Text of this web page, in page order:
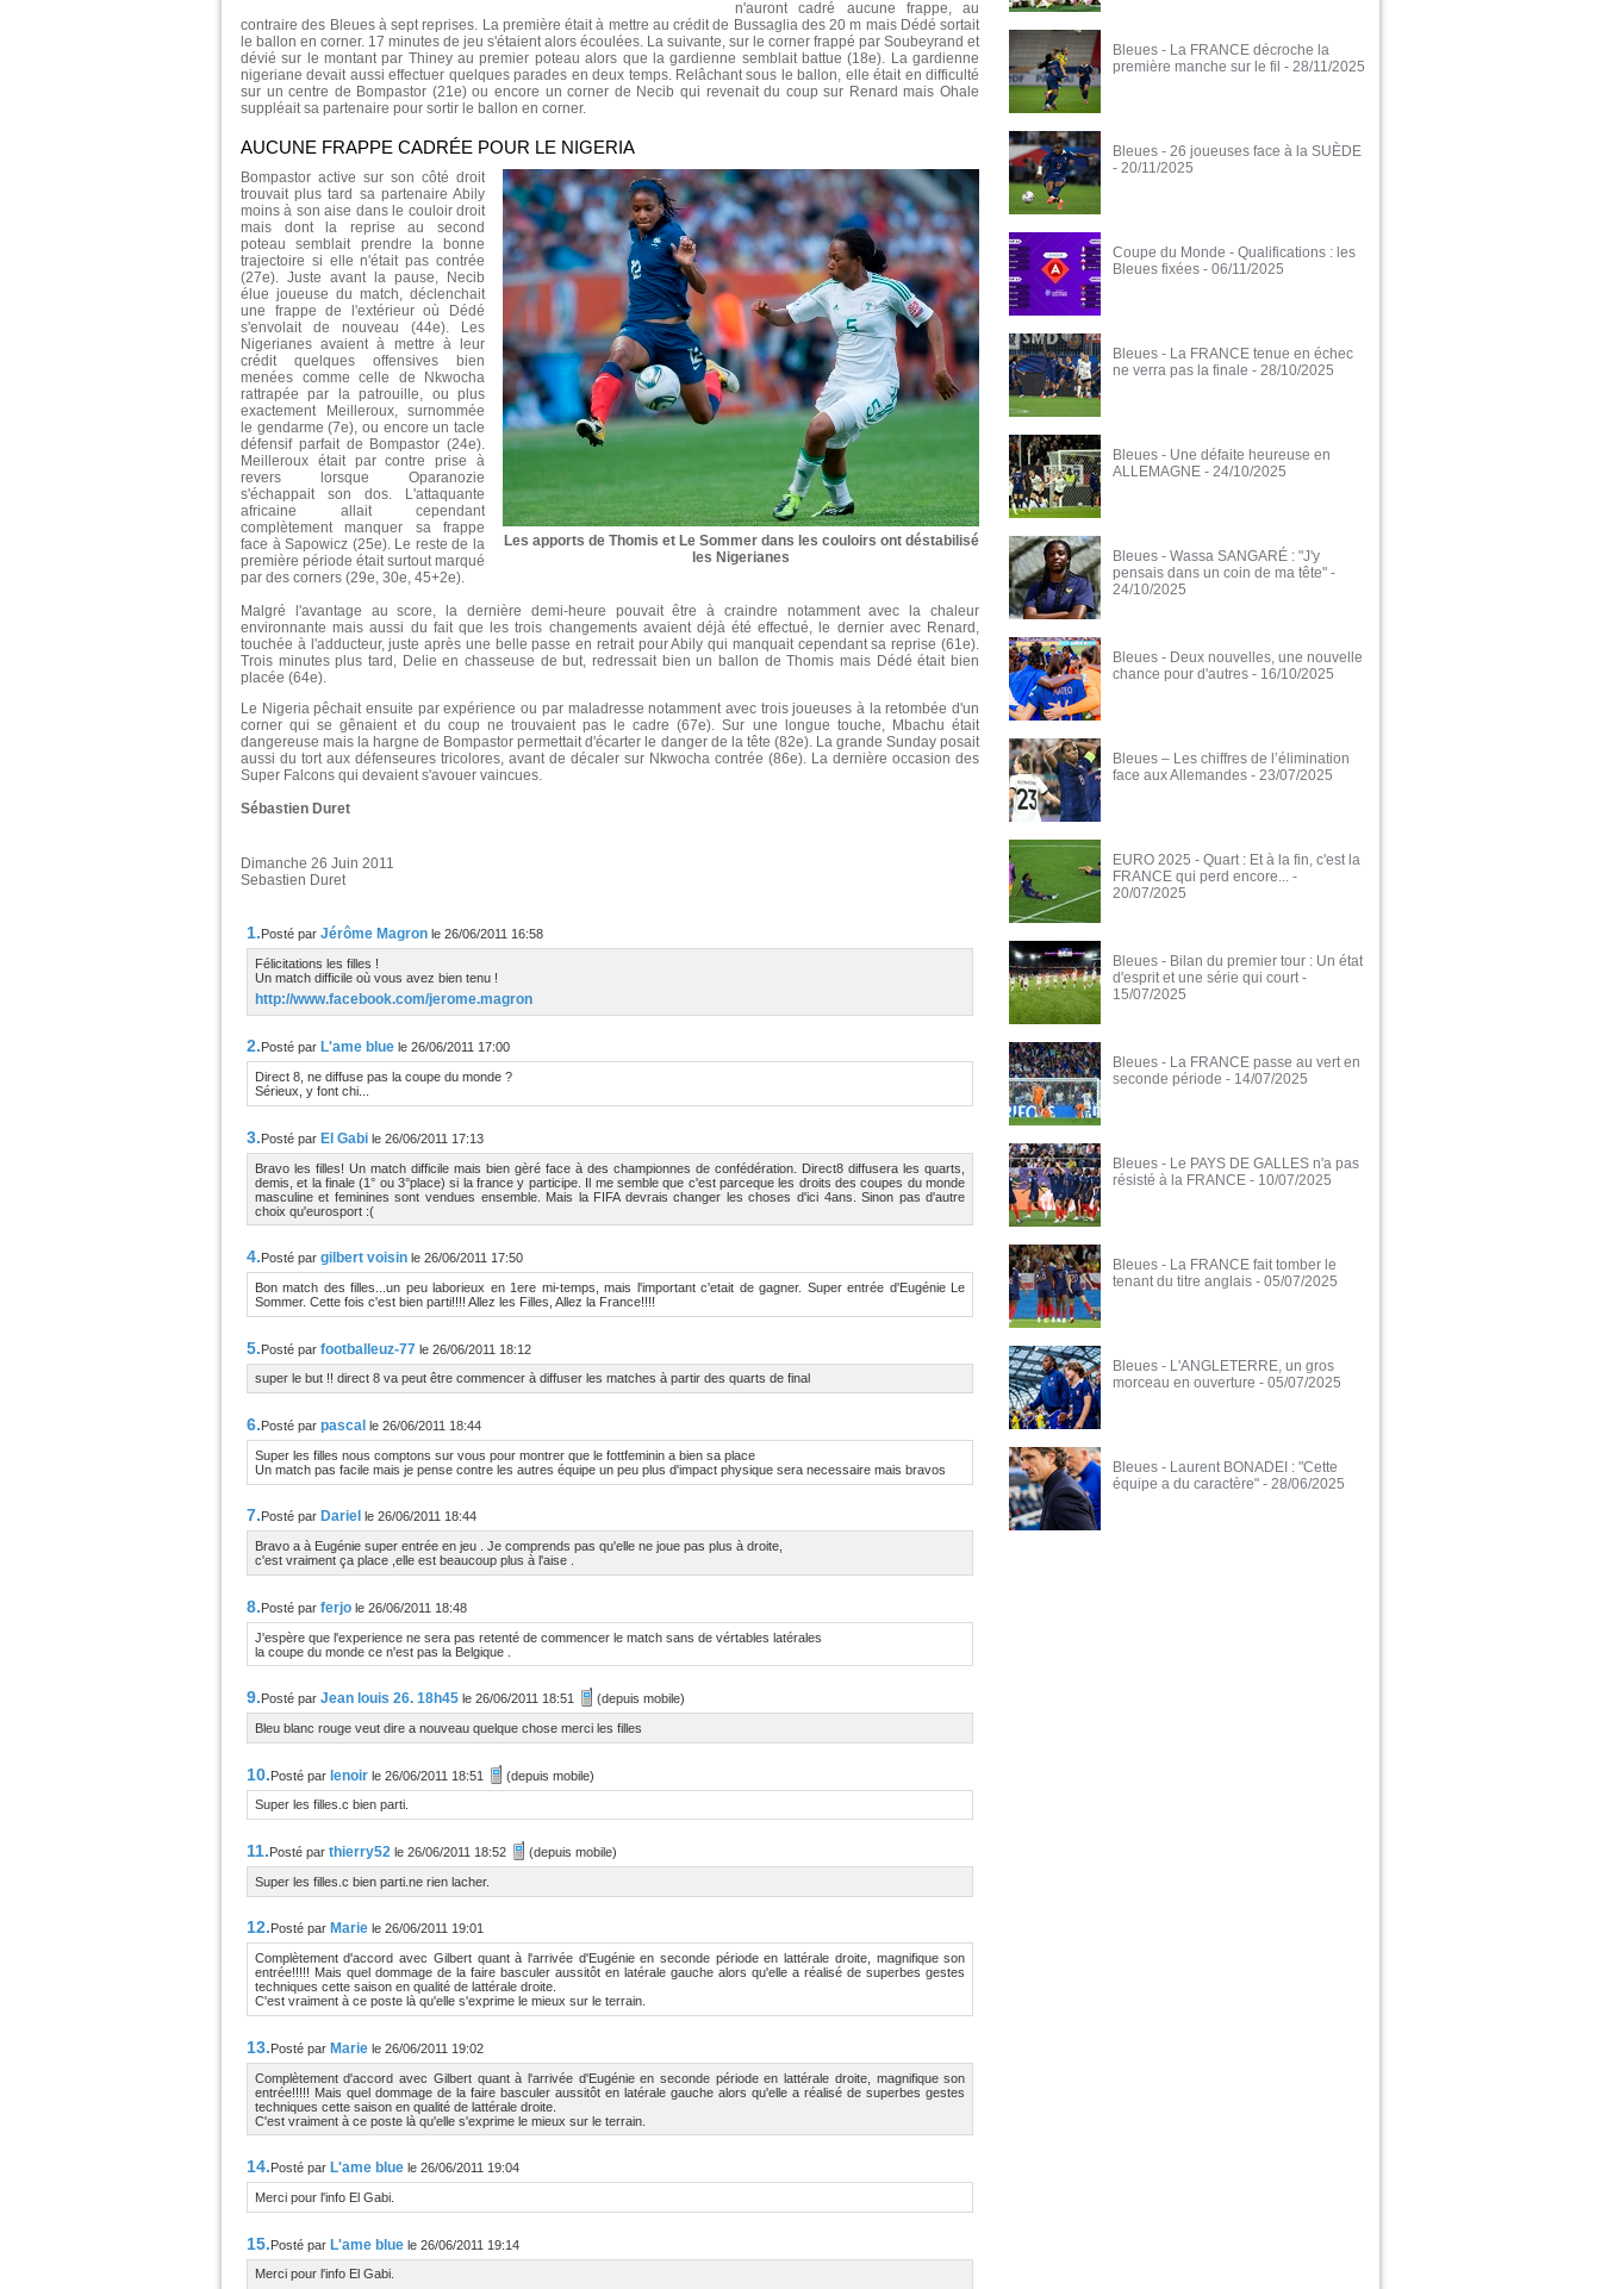
n'auront cadré aucune frappe, au
contraire des Bleues à sept reprises. La première était à mettre au crédit de Bussaglia des 20 m mais Dédé sortait
le ballon en corner. 17 minutes de jeu s'étaient alors écoulées. La suivante, sur le corner frappé par Soubeyrand et
dévié sur le montant par Thiney au premier poteau alors que la gardienne semblait battue (18e). La gardienne
nigeriane devait aussi effectuer quelques parades en deux temps. Relâchant sous le ballon, elle était en difficulté
sur un centre de Bompastor (21e) ou encore un corner de Necib qui revenait du coup sur Renard mais Ohale
suppléait sa partenaire pour sortir le ballon en corner.
AUCUNE FRAPPE CADRÉE POUR LE NIGERIA
Les apports de Thomis et Le Sommer dans les couloirs ont déstabilisé
les Nigerianes
Bompastor active sur son côté droit
trouvait plus tard sa partenaire Abily
moins à son aise dans le couloir droit
mais dont la reprise au second
poteau semblait prendre la bonne
trajectoire si elle n'était pas contrée
(27e). Juste avant la pause, Necib
élue joueuse du match, déclenchait
une frappe de l'extérieur où Dédé
s'envolait de nouveau (44e). Les
Nigerianes avaient à mettre à leur
crédit quelques offensives bien
menées comme celle de Nkwocha
rattrapée par la patrouille, ou plus
exactement Meilleroux, surnommée
le gendarme (7e), ou encore un tacle
défensif parfait de Bompastor (24e).
Meilleroux était par contre prise à
revers lorsque Oparanozie
s'échappait son dos. L'attaquante
africaine allait cependant
complètement manquer sa frappe
face à Sapowicz (25e). Le reste de la
première période était surtout marqué
par des corners (29e, 30e, 45+2e).
Malgré l'avantage au score, la dernière demi-heure pouvait être à craindre notamment avec la chaleur
environnante mais aussi du fait que les trois changements avaient déjà été effectué, le dernier avec Renard,
touchée à l'adducteur, juste après une belle passe en retrait pour Abily qui manquait cependant sa reprise (61e).
Trois minutes plus tard, Delie en chasseuse de but, redressait bien un ballon de Thomis mais Dédé était bien
placée (64e).
Le Nigeria pêchait ensuite par expérience ou par maladresse notamment avec trois joueuses à la retombée d'un
corner qui se gênaient et du coup ne trouvaient pas le cadre (67e). Sur une longue touche, Mbachu était
dangereuse mais la hargne de Bompastor permettait d'écarter le danger de la tête (82e). La grande Sunday posait
aussi du tort aux défenseures tricolores, avant de décaler sur Nkwocha contrée (86e). La dernière occasion des
Super Falcons qui devaient s'avouer vaincues.
Sébastien Duret
Dimanche 26 Juin 2011
Sebastien Duret
1.Posté par Jérôme Magron le 26/06/2011 16:58
Félicitations les filles !
Un match difficile où vous avez bien tenu !
http://www.facebook.com/jerome.magron
2. Posté par L'ame blue le 26/06/2011 17:00
Direct 8, ne diffuse pas la coupe du monde ?
Sérieux, y font chi...
3.Posté par El Gabi le 26/06/2011 17:13
Bravo les filles! Un match difficile mais bien gèré face à des championnes de confédération. Direct8 diffusera les quarts,
demis, et la finale (1° ou 3°place) si la france y participe. Il me semble que c'est parceque les droits des coupes du monde
masculine et feminines sont vendues ensemble. Mais la FIFA devrais changer les choses d'ici 4ans. Sinon pas d'autre
choix qu'eurosport :(
4. Posté par gilbert voisin le 26/06/2011 17:50
Bon match des filles...un peu laborieux en 1ere mi-temps, mais l'important c'etait de gagner. Super entrée d'Eugénie Le
Sommer. Cette fois c'est bien parti!!!! Allez les Filles, Allez la France!!!!
5.Posté par footballeuz-77 le 26/06/2011 18:12
super le but !! direct 8 va peut être commencer à diffuser les matches à partir des quarts de final
6.Posté par pascal le 26/06/2011 18:44
Super les filles nous comptons sur vous pour montrer que le fottfeminin a bien sa place
Un match pas facile mais je pense contre les autres équipe un peu plus d'impact physique sera necessaire mais bravos
7. Posté par Dariel le 26/06/2011 18:44
Bravo a à Eugénie super entrée en jeu . Je comprends pas qu'elle ne joue pas plus à droite,
c'est vraiment ça place ,elle est beaucoup plus à l'aise .
8.Posté par ferjo le 26/06/2011 18:48
J'espère que l'experience ne sera pas retenté de commencer le match sans de vértables latérales
la coupe du monde ce n'est pas la Belgique .
9. Posté par Jean louis 26. 18h45 le 26/06/2011 18:51 (depuis mobile)
Bleu blanc rouge veut dire a nouveau quelque chose merci les filles
10.Posté par lenoir le 26/06/2011 18:51 (depuis mobile)
Super les filles.c bien parti.
11.Posté par thierry52 le 26/06/2011 18:52 (depuis mobile)
Super les filles.c bien parti.ne rien lacher.
12. Posté par Marie le 26/06/2011 19:01
Complètement d'accord avec Gilbert quant à l'arrivée d'Eugénie en seconde période en lattérale droite, magnifique son
entrée!!!!! Mais quel dommage de la faire basculer aussitôt en latérale gauche alors qu'elle a réalisé de superbes gestes
techniques cette saison en qualité de lattérale droite.
C'est vraiment à ce poste là qu'elle s'exprime le mieux sur le terrain.
13.Posté par Marie le 26/06/2011 19:02
Complètement d'accord avec Gilbert quant à l'arrivée d'Eugénie en seconde période en lattérale droite, magnifique son
entrée!!!!! Mais quel dommage de la faire basculer aussitôt en latérale gauche alors qu'elle a réalisé de superbes gestes
techniques cette saison en qualité de lattérale droite.
C'est vraiment à ce poste là qu'elle s'exprime le mieux sur le terrain.
14.Posté par L'ame blue le 26/06/2011 19:04
Merci pour l'info El Gabi.
15.Posté par L'ame blue le 26/06/2011 19:14
Merci pour l'info El Gabi.
Bleues - La FRANCE décroche la
première manche sur le fil - 28/11/2025
Bleues - 26 joueuses face à la SUÈDE
- 20/11/2025
Coupe du Monde - Qualifications : les
Bleues fixées - 06/11/2025
Bleues - La FRANCE tenue en échec
ne verra pas la finale - 28/10/2025
Bleues - Une défaite heureuse en
ALLEMAGNE - 24/10/2025
Bleues - Wassa SANGARÉ : "J'y
pensais dans un coin de ma tête" -
24/10/2025
Bleues - Deux nouvelles, une nouvelle
chance pour d'autres - 16/10/2025
Bleues – Les chiffres de l’élimination
face aux Allemandes - 23/07/2025
EURO 2025 - Quart : Et à la fin, c'est la
FRANCE qui perd encore... -
20/07/2025
Bleues - Bilan du premier tour : Un état
d'esprit et une série qui court -
15/07/2025
Bleues - La FRANCE passe au vert en
seconde période - 14/07/2025
Bleues - Le PAYS DE GALLES n'a pas
résisté à la FRANCE - 10/07/2025
Bleues - La FRANCE fait tomber le
tenant du titre anglais - 05/07/2025
Bleues - L'ANGLETERRE, un gros
morceau en ouverture - 05/07/2025
Bleues - Laurent BONADEI : "Cette
équipe a du caractère" - 28/06/2025